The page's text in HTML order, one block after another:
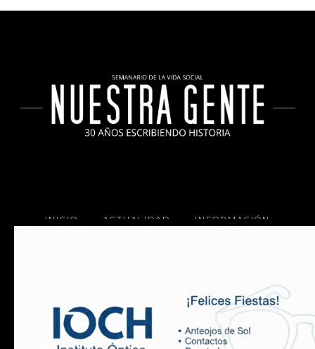
INICIO ACTUALIDAD INFORMACIÓN
Copyright 2025 Nuestra Gente.